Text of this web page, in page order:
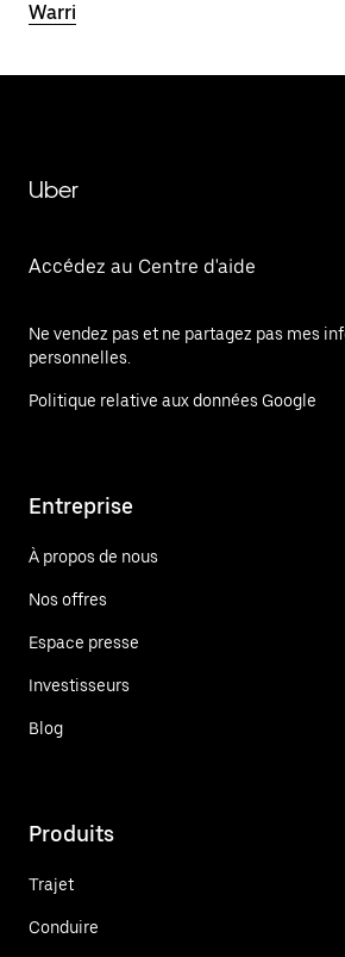
Warri
Uber
Accédez au Centre d'aide
Ne vendez pas et ne partagez pas mes
personnelles.
Politique relative aux données Google
Entreprise
À propos de nous
Nos offres
Espace presse
Investisseurs
Blog
Produits
Trajet
Conduire